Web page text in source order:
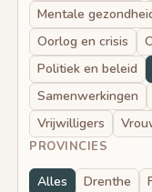
Mentale
Oorlog en crisis
Politiek en beleid
Samenwerkingen
Vrijwilligers
PROVINCIES
Alles Drenthe